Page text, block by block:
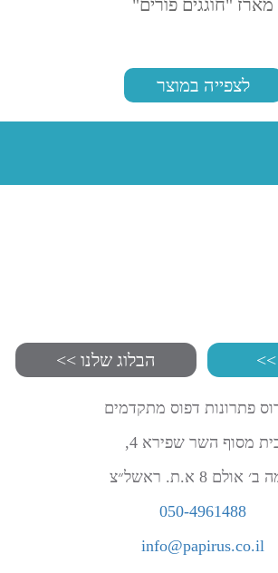
מארז "חוגגים פורים"
לצפייה במוצר
הבלוג שלנו >>
פתרונות דפוס מתקדמים
מסוף השר שפירא 4,
אולם 8 א.ת. ראשל״צ
050-4961488
info@papirus.co.il